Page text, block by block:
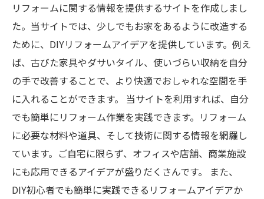
リフォームに関する情報を提供するサイトを作成しまし
た。当サイトでは、少しでもお家をあるように改造する
ために、DIYリフォームアイデアを提供しています。例え
ば、古びた家具やダサいタイル、使いづらい収納を自分
の手で改善することで、より快適でおしゃれな空間を手
に入れることができます。 当サイトを利用すれば、自分
でも簡単にリフォーム作業を実践できます。リフォーム
に必要な材料や道具、そして技術に関する情報を網羅し
ています。ご自宅に限らず、オフィスや店舗、商業施設
にも応用できるアイデアが盛りだくさんです。 また、
DIY初心者でも簡単に実践できるリフォームアイデアか